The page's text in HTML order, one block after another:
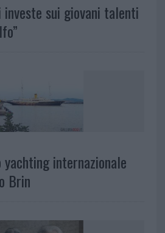
sui giovani talenti
internazionale
Brin